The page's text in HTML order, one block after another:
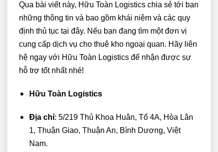
Qua bài viết này, Hữu Toàn Logistics chia sẻ tới bạn
những thông tin và bao gồm khái niệm và các quy
định thủ tục tại đây. Nếu bạn đang tìm một đơn vị
cung cấp dịch vụ cho thuê kho ngoại quan. Hãy liên
hệ ngay với Hữu Toàn Logistics để nhận được sự
hỗ trợ tốt nhất nhé!
Hữu Toàn Logistics
Địa chỉ: 5/219 Thủ Khoa Huân, Tổ 4A, Hòa Lân
1, Thuận Giao, Thuận An, Bình Dương, Việt
Nam.